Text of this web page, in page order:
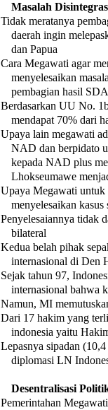
Masalah
Tidak meratanya
daerah ingin
dan Papua
Cara Megawati agar
menyelesaikan
pembagian hasil
Berdasarkan UU No.
mendapat 70% dari
Upaya lain megawati
NAD dan berpidato
kepada NAD plus
Lhokseumawe
Upaya Megawati
menyelesaikan kasus
Penyelesaiannya tidak
bilateral
Kedua belah pihak
internasional di Den
Sejak tahun 97,
internasional bahwa
Namun, MI
Dari 17 hakim yang
indonesia yaitu
Lepasnya sipadan
diplomasi LN
Desentralisasi
Pemerintahan